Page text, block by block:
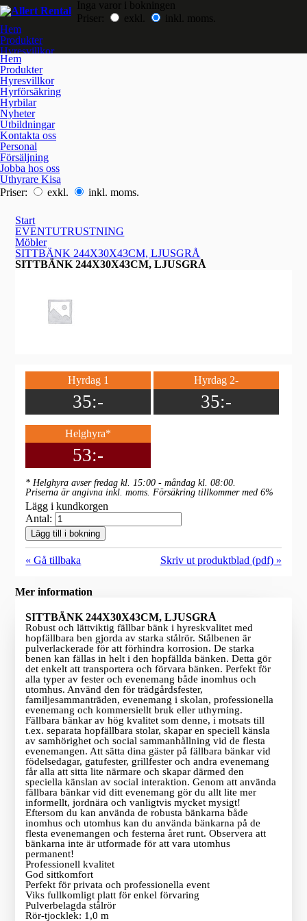
Hem
Produkter
Hyresvillkor
Hyrförsäkring
Hyrbilar
Nyheter
Utbildningar
Kontakta oss
Personal
Försäljning
Jobba hos oss
Uthyrare Kisa
Priser:
exkl. inkl. moms.
Inga varor i bokningen
Priser:
exkl.
inkl. moms.
Hem
Produkter
Hyresvillkor
Hyrförsäkring
Hyrbilar
Nyheter
Utbildningar
Kontakta oss
Jobba hos oss
Start
EVENTUTRUSTNING
Möbler
SITTBÄNK 244X30X43CM, LJUSGRÅ
SITTBÄNK 244X30X43CM, LJUSGRÅ
Hyrdag 1
35:-
Hyrdag 2-
35:-
Helghyra*
53:-
* Helghyra avser fredag kl. 15:00 - måndag kl. 08:00.
Priserna är angivna inkl. moms. Försäkring tillkommer med 6%
Lägg i kundkorgen
Antal:
Lägg till i bokning
Skriv ut produktblad (pdf) »
« Gå tillbaka
Mer information
SITTBÄNK 244X30X43CM, LJUSGRÅ
Robust och lättviktig fällbar bänk i hyreskvalitet med
hopfällbara ben gjorda av starka stålrör. Stålbenen är
pulverlackerade för att förhindra korrosion. De starka
benen kan fällas in helt i den hopfällda bänken. Detta gör
det enkelt att transportera och förvara bänken. Perfekt för
alla typer av fester och evenemang både inomhus och
utomhus. Använd den för trädgårdsfester,
familjesammanträden, evenemang i skolan, professionella
evenemang och kommersiellt bruk eller uthyrning.
Fällbara bänkar av hög kvalitet som denne, i motsats till
t.ex. separata hopfällbara stolar, skapar en speciell känsla
av samhörighet och social sammanhållning vid de flesta
evenemangen. Att sätta dina gäster på fällbara bänkar vid
födelsedagar, gatufester, grillfester och andra evenemang
får alla att sitta lite närmare och skapar därmed den
speciella känslan av social interaktion. Genom att använda
fällbara bänkar vid ditt evenemang gör du allt lite mer
informellt, jordnära och vanligtvis mycket mysigt!
Eftersom du kan använda de robusta bänkarna både
inomhus och utomhus kan du använda bänkarna på de
flesta evenemangen och festerna året runt. Observera att
bänkarna inte är utformade för att vara utomhus
permanent!
Professionell kvalitet
God sittkomfort
Perfekt för privata och professionella event
Viks fullkomligt platt för enkel förvaring
Pulverbelagda stålrör
Rör-tjocklek: 1,0 m